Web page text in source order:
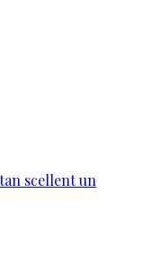
scellent un